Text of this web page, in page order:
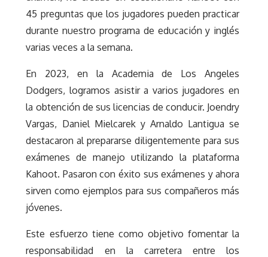
45 preguntas que los jugadores pueden practicar
durante nuestro programa de educación y inglés
varias veces a la semana.
En 2023, en la Academia de Los Angeles
Dodgers, logramos asistir a varios jugadores en
la obtención de sus licencias de conducir. Joendry
Vargas, Daniel Mielcarek y Arnaldo Lantigua se
destacaron al prepararse diligentemente para sus
exámenes de manejo utilizando la plataforma
Kahoot. Pasaron con éxito sus exámenes y ahora
sirven como ejemplos para sus compañeros más
jóvenes.
Este esfuerzo tiene como objetivo fomentar la
responsabilidad en la carretera entre los